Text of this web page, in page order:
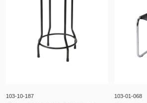
103-10-187 103-01-068